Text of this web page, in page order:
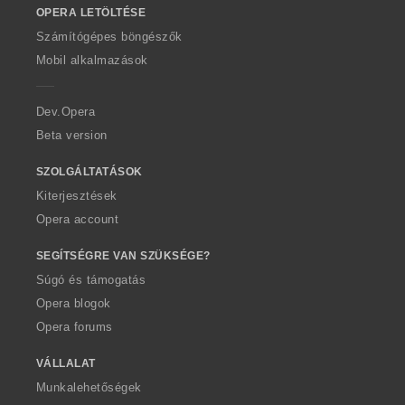
w
O
p
a
OPERA LETÖLTÉSE
Számítógépes böngészők
Mobil alkalmazások
Dev.Opera
Beta version
SZOLGÁLTATÁSOK
Kiterjesztések
Opera account
SEGÍTSÉGRE VAN SZÜKSÉGE?
Súgó és támogatás
Opera blogok
Opera forums
VÁLLALAT
Munkalehetőségek